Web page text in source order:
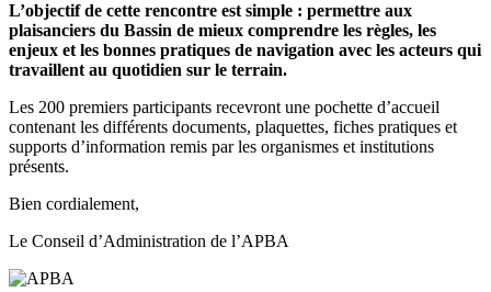
L’objectif de cette rencontre est simple : permettre aux
plaisanciers du Bassin de mieux comprendre les règles, les
enjeux et les bonnes pratiques de navigation avec les acteurs qui
travaillent au quotidien sur le terrain.
Les 200 premiers participants recevront une pochette d’accueil
contenant les différents documents, plaquettes, fiches pratiques et
supports d’information remis par les organismes et institutions
présents.
Bien cordialement,
Le Conseil d’Administration de l’APBA